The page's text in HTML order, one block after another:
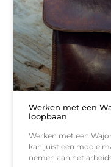
Werken met een
loopbaan
Werken met een
kan juist een mooie
nemen aan het